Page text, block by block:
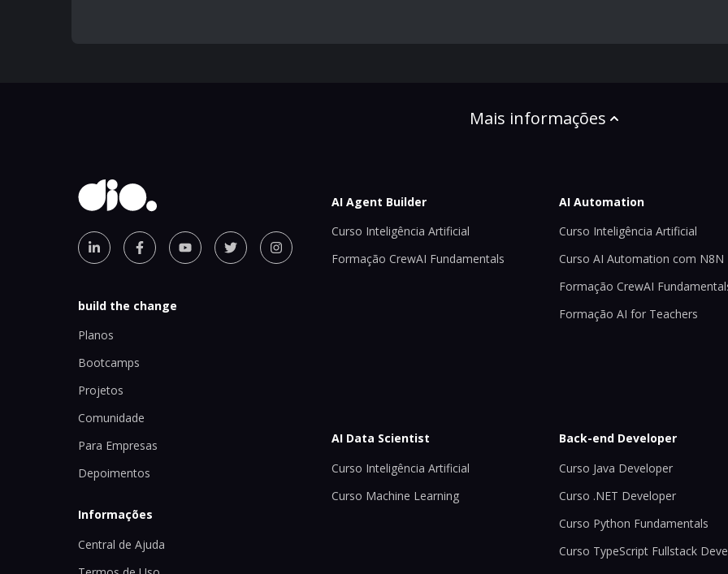
Mais informações
build the change
Planos
Bootcamps
Projetos
Comunidade
Para Empresas
Depoimentos
Informações
Central de Ajuda
AI Agent Builder
Curso Inteligência Artificial
Formação CrewAI Fundamentals
AI Automation
Curso Inteligência Artificial
Curso AI Automation com N8N
Formação CrewAI
Formação AI for Teachers
AI Data Scientist
Curso Inteligência Artificial
Curso Machine Learning
Back-end Developer
Curso Java Developer
Curso .NET Developer
Curso Python Fundamentals
Curso TypeScript Fullstack